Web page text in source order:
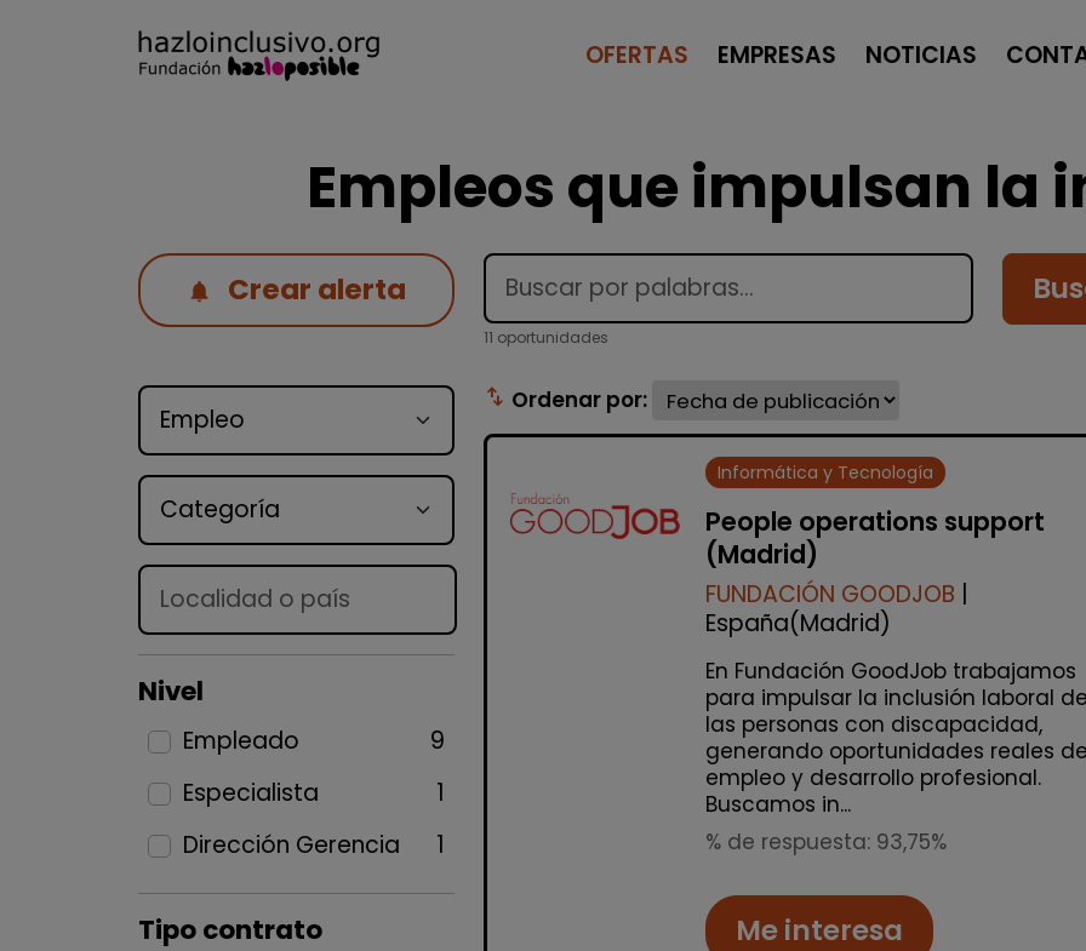
OFERTAS EMPRESAS NOTICIAS
Empleos que impulsan la
Crear alerta
Tipo de oferta
Categoría
Lugar
Nivel
Empleado
9
Especialista
1
Dirección Gerencia
1
Tipo contrato
11 oportunidades
swap_vert Ordenar por:
Informática y Tecnología
People operations support
(Madrid)
FUNDACIÓN GOODJOB |
España(Madrid)
En Fundación GoodJob trabajamos
para impulsar la inclusión laboral de
las personas con discapacidad,
generando oportunidades reales de
empleo y desarrollo profesional.
Buscamos in...
% de respuesta: 93,75%
Me interesa